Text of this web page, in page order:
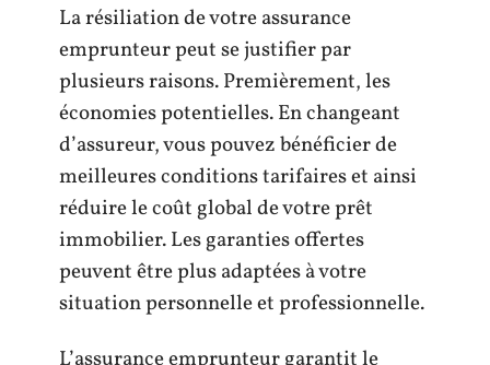
La résiliation de votre assurance
emprunteur peut se justifier par
plusieurs raisons. Premièrement, les
économies potentielles. En changeant
d’assureur, vous pouvez bénéficier de
meilleures conditions tarifaires et ainsi
réduire le coût global de votre prêt
immobilier. Les garanties offertes
peuvent être plus adaptées à votre
situation personnelle et professionnelle.